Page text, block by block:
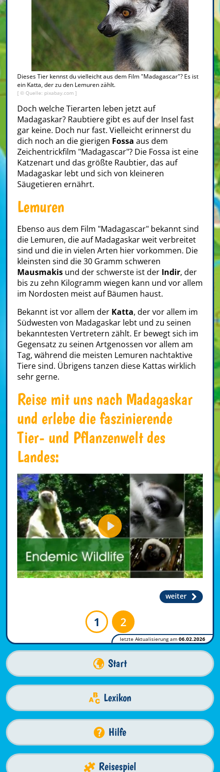
Dieses Tier kennst du vielleicht aus dem Film "Madagascar"? Es ist
ein Katta, der zu den Lemuren zählt.
[ © Quelle: pixabay.com ]
Doch welche Tierarten leben jetzt auf
Madagaskar? Raubtiere gibt es auf der Insel fast
gar keine. Doch nur fast. Vielleicht erinnerst du
dich noch an die gierigen Fossa aus dem
Zeichentrickfilm "Madagascar"? Die Fossa ist eine
Katzenart und das größte Raubtier, das auf
Madagaskar lebt und sich von kleineren
Säugetieren ernährt.
Lemuren
Ebenso aus dem Film "Madagascar" bekannt sind
die Lemuren, die auf Madagaskar weit verbreitet
sind und die in vielen Arten hier vorkommen. Die
kleinsten sind die 30 Gramm schweren
Mausmakis und der schwerste ist der Indir, der
bis zu zehn Kilogramm wiegen kann und vor allem
im Nordosten meist auf Bäumen haust.
Bekannt ist vor allem der Katta, der vor allem im
Südwesten von Madagaskar lebt und zu seinen
bekanntesten Vertretern zählt. Er bewegt sich im
Gegensatz zu seinen Artgenossen vor allem am
Tag, während die meisten Lemuren nachtaktive
Tiere sind. Übrigens tanzen diese Kattas wirklich
sehr gerne.
Reise mit uns nach Madagaskar
und erlebe die faszinierende
Tier- und Pflanzenwelt des
Landes:
Play
weiter
1 2
letzte Aktualisierung am 06.02.2026
Start
Lexikon
Hilfe
Reisespiel